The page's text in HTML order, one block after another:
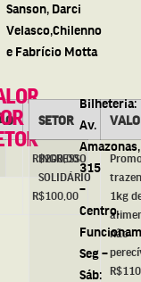
Sanson, Darci
Velasco,Chilenno
e Fabrício Motta
VALOR
R$200,00
R$100,00
SETOR
INGRESSO
SOLIDÁRIO
1kg
não
Bilheteria:
Av.
Amazonas,
315
–
Centro.
Seg –
Sáb: